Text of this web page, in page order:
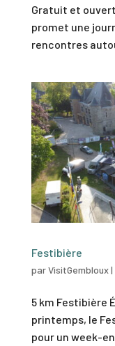
Gratuit et
promet une
rencontres
Festibière
parVisitGembloux|
5 km Festibière
printemps, le
pour un week-